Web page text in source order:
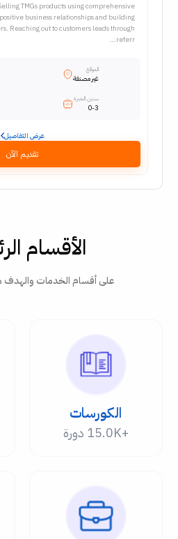
TMGs products using comprehensive
business relationships and building
Reaching out to customers leads through
referr...
الموقع
غير مصنفة
سنين الخبرة
0-3
عرض التفاصيل
تقديم الآن
الأقسام
على أقسام الخدمات والهدف
الكورسات
+15.0K دورة